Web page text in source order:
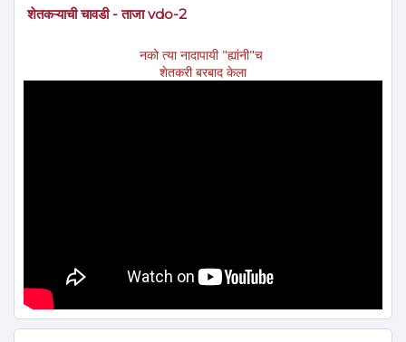
शेतकऱ्याची चावडी - ताजा vdo-2
नको त्या नादापायी "ह्यांनी"च
शेतकरी बरबाद केला